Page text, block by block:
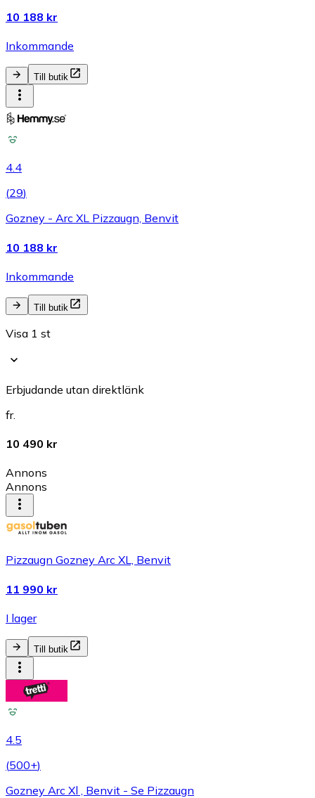
10 188 kr
Inkommande
Till butik
4.4
(29)
Gozney - Arc XL Pizzaugn, Benvit
10 188 kr
Inkommande
Till butik
Visa 1 st
Erbjudande utan direktlänk
fr.
10 490 kr
Annons
Annons
Pizzaugn Gozney Arc XL, Benvit
11 990 kr
I lager
Till butik
4.5
(500+)
Gozney Arc Xl , Benvit - Se Pizzaugn